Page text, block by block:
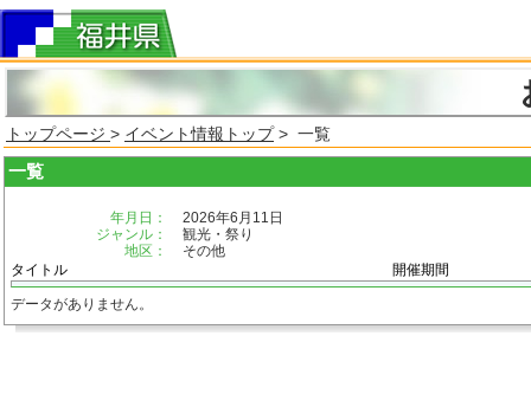
トップページ > イベント情報トップ> 一覧
一覧
年月日：
2026年6月11日
ジャンル：
観光・祭り
地区：
その他
タイトル
開催期間
データがありません。